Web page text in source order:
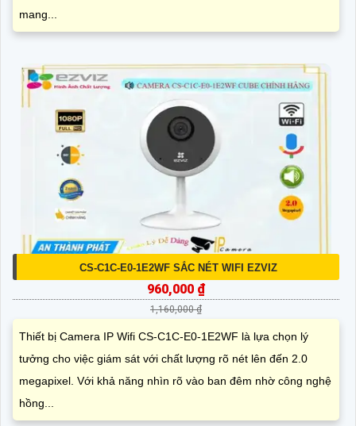
mang...
CS-C1C-E0-1E2WF SẮC NÉT WIFI EZVIZ
960,000 ₫
1,160,000 ₫
Thiết bị Camera IP Wifi CS-C1C-E0-1E2WF là lựa chọn lý
tưởng cho việc giám sát với chất lượng rõ nét lên đến 2.0
megapixel. Với khả năng nhìn rõ vào ban đêm nhờ công nghệ
hồng...